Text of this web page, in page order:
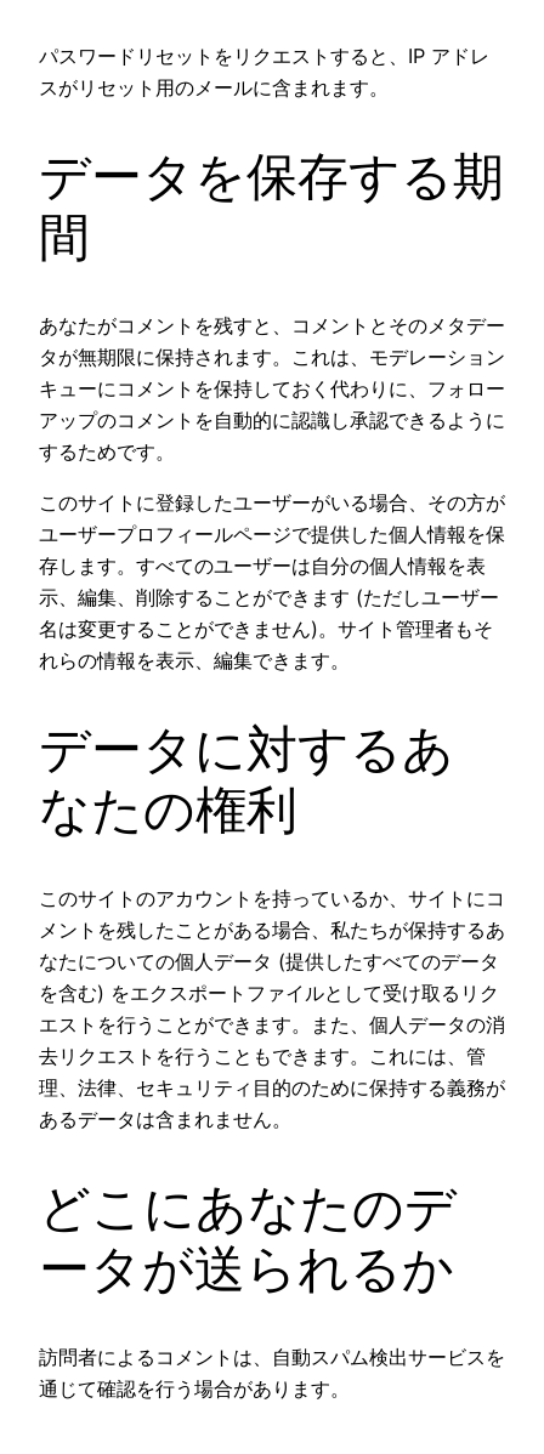
パスワードリセットをリクエストすると、IP アドレ
スがリセット用のメールに含まれます。
データを保存する期
間
あなたがコメントを残すと、コメントとそのメタデー
タが無期限に保持されます。これは、モデレーション
キューにコメントを保持しておく代わりに、フォロー
アップのコメントを自動的に認識し承認できるように
するためです。
このサイトに登録したユーザーがいる場合、その方が
ユーザープロフィールページで提供した個人情報を保
存します。すべてのユーザーは自分の個人情報を表
示、編集、削除することができます (ただしユーザー
名は変更することができません)。サイト管理者もそ
れらの情報を表示、編集できます。
データに対するあ
なたの権利
このサイトのアカウントを持っているか、サイトにコ
メントを残したことがある場合、私たちが保持するあ
なたについての個人データ (提供したすべてのデータ
を含む) をエクスポートファイルとして受け取るリク
エストを行うことができます。また、個人データの消
去リクエストを行うこともできます。これには、管
理、法律、セキュリティ目的のために保持する義務が
あるデータは含まれません。
どこにあなたのデ
ータが送られるか
訪問者によるコメントは、自動スパム検出サービスを
通じて確認を行う場合があります。